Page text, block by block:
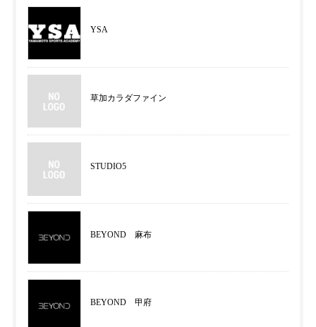
YSA
草加カラダファイン
STUDIO5
BEYOND 麻布
BEYOND 甲府